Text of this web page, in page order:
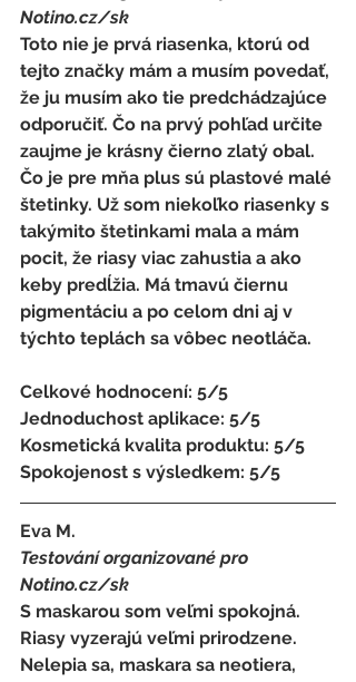
Notino.cz/sk
Toto nie je prvá riasenka, ktorú od
tejto značky mám a musím povedať,
že ju musím ako tie predchádzajúce
odporučiť. Čo na prvý pohľad určite
zaujme je krásny čierno zlatý obal.
Čo je pre mňa plus sú plastové malé
štetinky. Už som niekoľko riasenky s
takýmito štetinkami mala a mám
pocit, že riasy viac zahustia a ako
keby predĺžia. Má tmavú čiernu
pigmentáciu a po celom dni aj v
týchto teplách sa vôbec neotláča.
Celkové hodnocení: 5/5
Jednoduchost aplikace: 5/5
Kosmetická kvalita produktu: 5/5
Spokojenost s výsledkem: 5/5
Eva M.
Testování organizované pro
Notino.cz/sk
S maskarou som veľmi spokojná.
Riasy vyzerajú veľmi prirodzene.
Nelepia sa, maskara sa neotiera,